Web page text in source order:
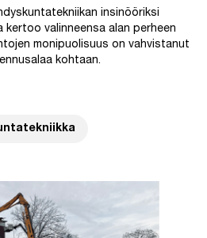
insinööriksi
kertoo valinneensa alan perheen
monipuolisuus on vahvistanut
kohtaan.